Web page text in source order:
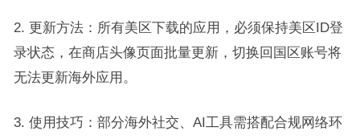
2. 更新方法：所有美区下载的应用，必须保持美区ID登
录状态，在商店头像页面批量更新，切换回国区账号将
无法更新海外应用。
3. 使用技巧：部分海外社交、AI工具需搭配合规网络环